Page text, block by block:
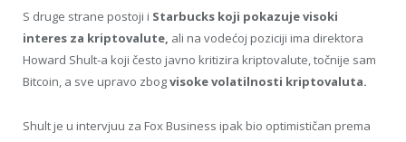
S druge strane postoji i Starbucks koji pokazuje visoki
interes za kriptovalute, ali na vodećoj poziciji ima direktora
Howard Shult-a koji često javno kritizira kriptovalute, točnije sam
Bitcoin, a sve upravo zbogvisoke volatilnosti kriptovaluta.
Shult je u intervjuu za Fox Business ipak bio optimističan prema